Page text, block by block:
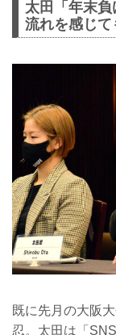
太田「年末
流れを感じて
既に先月の大阪
忍。太田は「